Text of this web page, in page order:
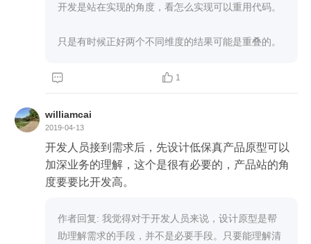
开发是站在实现的角度，看怎么实现可以重用代码。
只是有时候正好两个不同维度的结果可能是重叠的。
  1
williamcai
2019-04-13
开发人员接到需求后，先设计低保真产品原型可以
加深业务的理解，这个是很有必要的，产品站的角
度要要比开发高。
作者回复: 我觉得对于开发人员来说，设计原型是帮
助理解需求的手段，并不是必要手段。只要能理解清